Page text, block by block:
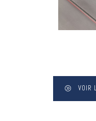
VOIR